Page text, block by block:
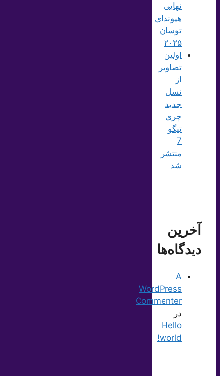
نهایی
هیوندای
توسان
۲۰۲۵
اولین
تصاویر
از
نسل
جدید
چری
تیگو
7
منتشر
شد
آخرین
دیدگاه‌ها
A
WordPress
Commenter
در
Hello
world!